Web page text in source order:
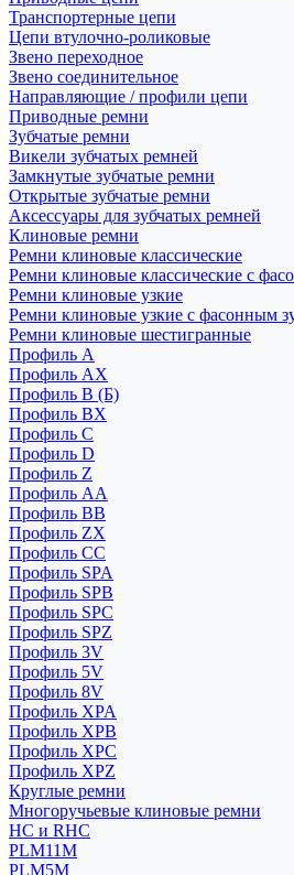
Транспортерные цепи
Цепи втулочно-роликовые
Звено переходное
Звено соединительное
Направляющие / профили цепи
Приводные ремни
Зубчатые ремни
Викели зубчатых ремней
Замкнутые зубчатые ремни
Открытые зубчатые ремни
Аксессуары для зубчатых ремней
Клиновые ремни
Ремни клиновые классические
Ремни клиновые классические с
Ремни клиновые узкие
Ремни клиновые узкие с фасонным
Ремни клиновые шестигранные
Профиль A
Профиль AX
Профиль B (Б)
Профиль BX
Профиль C
Профиль D
Профиль Z
Профиль АА
Профиль BB
Профиль ZX
Профиль CC
Профиль SPA
Профиль SPB
Профиль SPC
Профиль SPZ
Профиль 3V
Профиль 5V
Профиль 8V
Профиль XPA
Профиль XPB
Профиль XPC
Профиль XPZ
Круглые ремни
Многоручьевые клиновые ремни
HC и RHC
PLM11M
PLM5M